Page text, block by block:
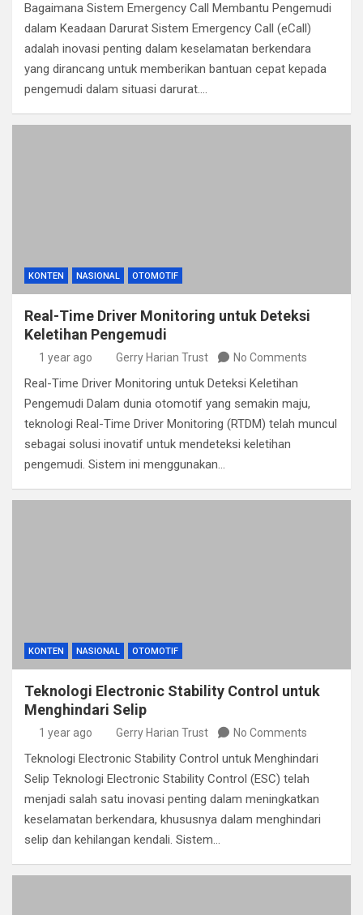
Bagaimana Sistem Emergency Call Membantu Pengemudi
dalam Keadaan Darurat Sistem Emergency Call (eCall)
adalah inovasi penting dalam keselamatan berkendara
yang dirancang untuk memberikan bantuan cepat kepada
pengemudi dalam situasi darurat.…
KONTEN NASIONAL OTOMOTIF
Real-Time Driver Monitoring untuk Deteksi
Keletihan Pengemudi
1 year ago Gerry Harian Trust No Comments
Real-Time Driver Monitoring untuk Deteksi Keletihan
Pengemudi Dalam dunia otomotif yang semakin maju,
teknologi Real-Time Driver Monitoring (RTDM) telah muncul
sebagai solusi inovatif untuk mendeteksi keletihan
pengemudi. Sistem ini menggunakan…
KONTEN NASIONAL OTOMOTIF
Teknologi Electronic Stability Control untuk
Menghindari Selip
1 year ago Gerry Harian Trust No Comments
Teknologi Electronic Stability Control untuk Menghindari
Selip Teknologi Electronic Stability Control (ESC) telah
menjadi salah satu inovasi penting dalam meningkatkan
keselamatan berkendara, khususnya dalam menghindari
selip dan kehilangan kendali. Sistem…